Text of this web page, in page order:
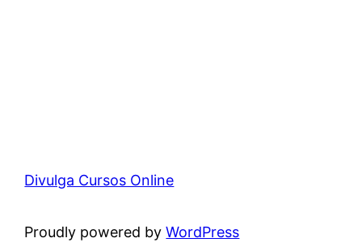
Divulga Cursos Online
Proudly powered byWordPress